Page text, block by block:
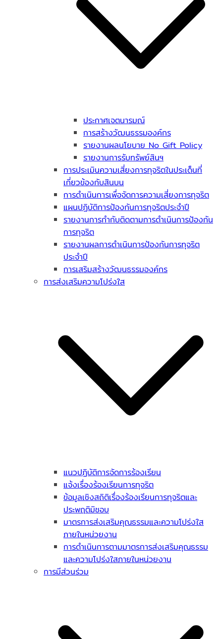
ประกาศเจตนารมณ์
การสร้างวัฒนธรรมองค์กร
รายงานผลนโยบาย No Gift Policy
รายงานการรับทรัพย์สินฯ
การประเมินความเสี่ยงการทุจริตในประเด็นที่
เกี่ยวข้องกับสินบน
การดำเนินการเพื่อจัดการความเสี่ยงการทุจริต
แผนปฏิบัติการป้องกันการทุจริตประจำปี
รายงานการกำกับติดตามการดำเนินการป้องกัน
การทุจริต
รายงานผลการดำเนินการป้องกันการทุจริต
ประจำปี
การเสริมสร้างวัฒนธรรมองค์กร
การส่งเสริมความโปร่งใส
แนวปฏิบัติการจัดการร้องเรียน
แจ้งเรื่องร้องเรียนการทุจริต
ข้อมูลเชิงสถิติเรื่องร้องเรียนการทุจริตและ
ประพฤติมิชอบ
มาตรการส่งเสริมคุณธรรมและความโปร่งใส
ภายในหน่วยงาน
การดำเนินการตามมาตรการส่งเสริมคุณธรรม
และความโปร่งใสภายในหน่วยงาน
การมีส่วนร่วม